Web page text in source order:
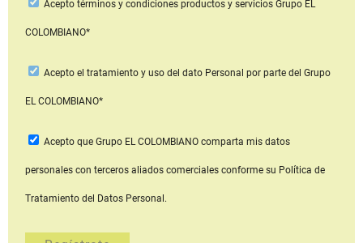
Aceptotérminos y condiciones productos y serviciosGrupo EL
COLOMBIANO*
Acepto el tratamiento y uso del dato Personal por parte del Grupo
EL COLOMBIANO*
Acepto que Grupo EL COLOMBIANOcomparta mis datos
personales con terceros aliados comerciales conforme su Política de
Tratamiento del Datos Personal.